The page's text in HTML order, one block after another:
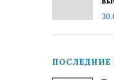
ПОСЛЕДНИЕ